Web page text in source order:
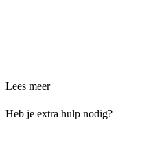
Lees meer
Heb je extra hulp nodig?